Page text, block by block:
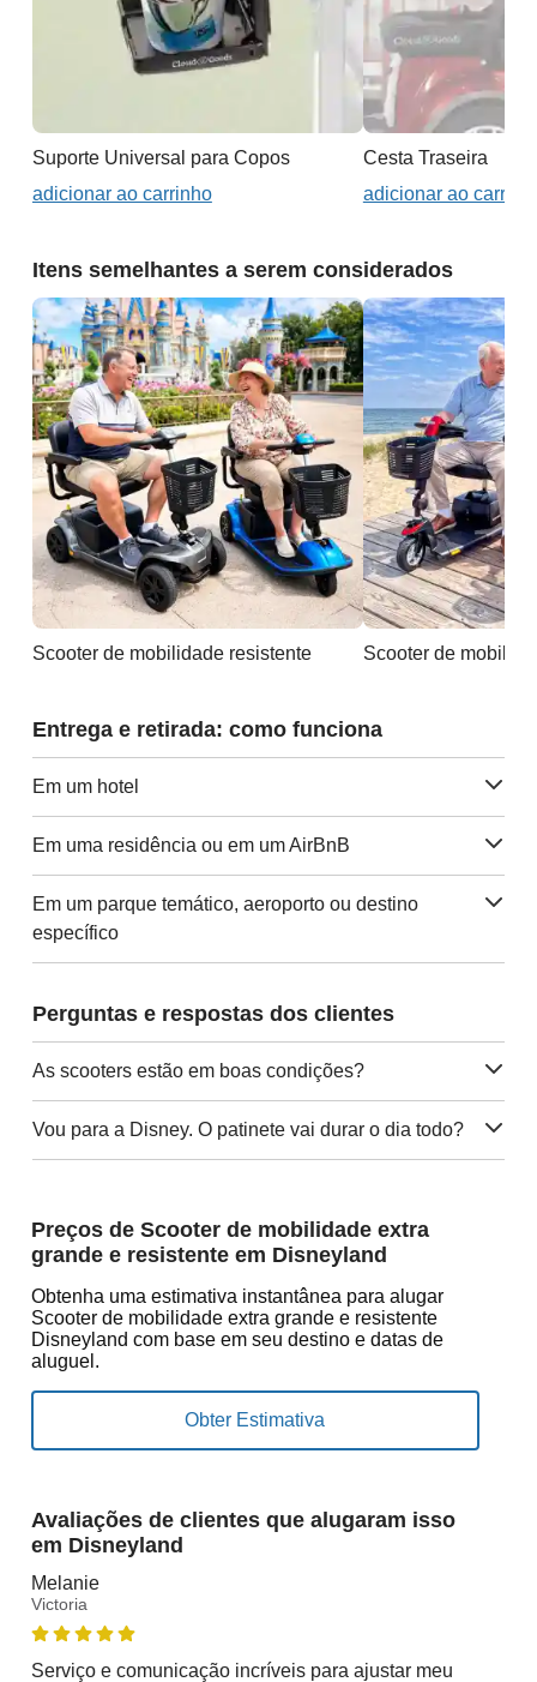
Suporte Universal para Copos
adicionar ao carrinho
Cesta Traseira
adicionar ao
Itens semelhantes a serem considerados
Scooter de mobilidade resistente Scooter de
Entrega e retirada: como funciona
Em um hotel
Em uma residência ou em um AirBnB
Em um parque temático, aeroporto ou destino
específico
Perguntas e respostas dos clientes
As scooters estão em boas condições?
Vou para a Disney. O patinete vai durar o dia todo?
Preços de Scooter de mobilidade extra
grande e resistente em Disneyland
Obtenha uma estimativa instantânea para alugar
Scooter de mobilidade extra grande e resistente
Disneyland com base em seu destino e datas de
aluguel.
Avaliações de clientes que alugaram isso
em Disneyland
Melanie
Victoria
Serviço e comunicação incríveis para ajustar meu